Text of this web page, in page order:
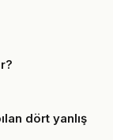
dört yanlış